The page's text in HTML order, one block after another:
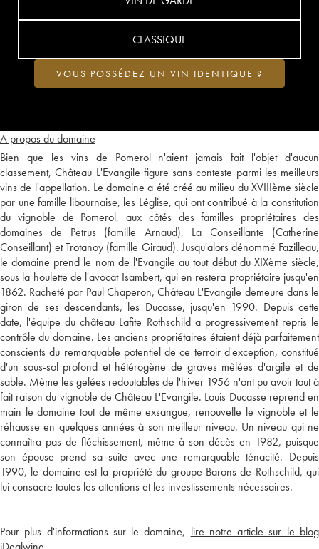
A propos du domaine
Bien que les vins de Pomerol n'aient jamais fait l'objet d'aucun
classement, Château L'Evangile figure sans conteste parmi les meilleurs
vins de l'appellation. Le domaine a été créé au milieu du XVIIIème siècle
par une famille libournaise, les Léglise, qui ont contribué à la constitution
du vignoble de Pomerol, aux côtés des familles propriétaires des
domaines de Petrus (famille Arnaud), La Conseillante (Catherine
Conseillant) et Trotanoy (famille Giraud). Jusqu'alors dénommé Fazilleau,
le domaine prend le nom de l'Evangile au tout début du XIXème siècle,
sous la houlette de l'avocat Isambert, qui en restera propriétaire jusqu'en
1862. Racheté par Paul Chaperon, Château L'Evangile demeure dans le
giron de ses descendants, les Ducasse, jusqu'en 1990. Depuis cette
date, l'équipe du château Lafite Rothschild a progressivement repris le
contrôle du domaine. Les anciens propriétaires étaient déjà parfaitement
conscients du remarquable potentiel de ce terroir d'exception, constitué
d'un sous-sol profond et hétérogène de graves mêlées d'argile et de
sable. Même les gelées redoutables de l'hiver 1956 n'ont pu avoir tout à
fait raison du vignoble de Château L'Evangile. Louis Ducasse reprend en
main le domaine tout de même exsangue, renouvelle le vignoble et le
réhausse en quelques années à son meilleur niveau. Un niveau qui ne
connaîtra pas de fléchissement, même à son décès en 1982, puisque
son épouse prend sa suite avec une remarquable ténacité. Depuis
1990, le domaine est la propriété du groupe Barons de Rothschild, qui
lui consacre toutes les attentions et les investissements nécessaires.
Pour plus d'informations sur le domaine, lire notre article sur le blog
CLASSIQUE
VOUS POSSÉDEZ UN VIN IDENTIQUE ?